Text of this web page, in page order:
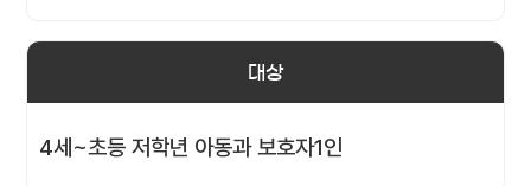
대상
4세~초등 저학년 아동과 보호자1인